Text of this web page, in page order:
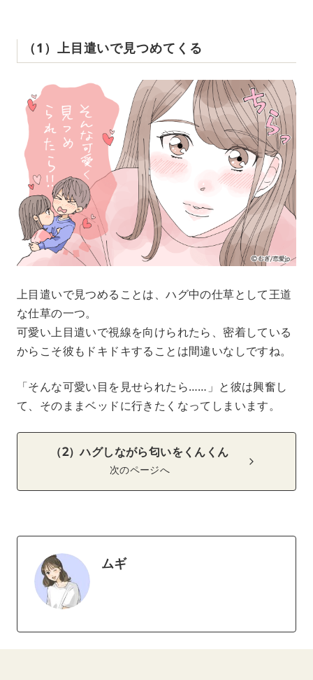
（1）上目遣いで見つめてくる
上目遣いで見つめることは、ハグ中の仕草として王道
な仕草の一つ。
可愛い上目遣いで視線を向けられたら、密着している
からこそ彼もドキドキすることは間違いなしですね。
「そんな可愛い目を見せられたら……」と彼は興奮し
て、そのままベッドに行きたくなってしまいます。
（2）ハグしながら匂いをくんくん
次のページへ
ムギ